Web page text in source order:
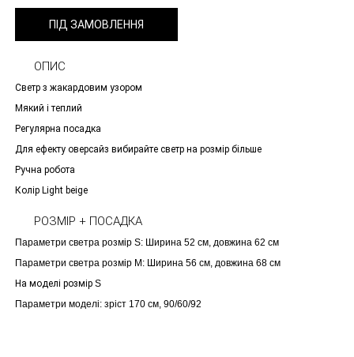
ПІД ЗАМОВЛЕННЯ
ОПИС
Cветр з жакардовим узором
Мякий і теплий
Регулярна посадка
Для ефекту оверсайз вибирайте светр на розмір більше
Ручна робота
Колір Light beige
РОЗМІР + ПОСАДКА
Параметри светра розмір S: Ширина 52 см, довжина 62 см
Параметри светра розмір M: Ширина 56 см, довжина 68 см
На моделі розмір S
Параметри моделі: зріст 170 см, 90/60/92